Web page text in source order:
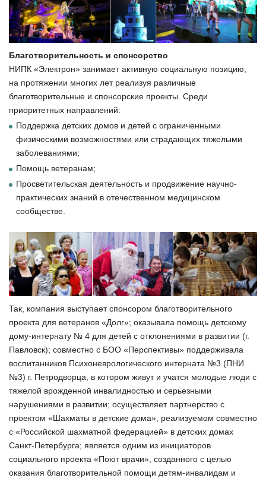
Благотворительность и спонсорство
НИПК «Электрон» занимает активную социальную позицию,
на протяжении многих лет реализуя различные
благотворительные и спонсорские проекты. Среди
приоритетных направлений:
Поддержка детских домов и детей с ограниченными
физическими возможностями или страдающих тяжелыми
заболеваниями;
Помощь ветеранам;
Просветительская деятельность и продвижение научно-
практических знаний в отечественном медицинском
сообществе.
Так, компания выступает спонсором благотворительного
проекта для ветеранов «Долг»; оказывала помощь детскому
дому-интернату № 4 для детей с отклонениями в развитии (г.
Павловск); совместно с БОО «Перспективы» поддерживала
воспитанников Психоневрологического интерната №3 (ПНИ
№3) г. Петродворца, в котором живут и учатся молодые люди с
тяжелой врожденной инвалидностью и серьезными
нарушениями в развитии; осуществляет партнерство с
проектом «Шахматы в детские дома», реализуемом совместно
с «Российской шахматной федерацией» в детских домах
Санкт-Петербурга; является одним из инициаторов
социального проекта «Поют врачи», созданного с целью
оказания благотворительной помощи детям-инвалидам и